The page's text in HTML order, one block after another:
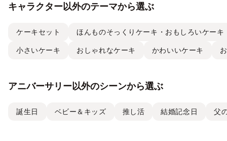
キャラクター以外のテーマから選ぶ
ケーキセット ほんものそっくりケーキ・おもしろいケーキ
小さいケーキ おしゃれなケーキ かわいいケーキ
アニバーサリー以外のシーンから選ぶ
誕生日 ベビー＆キッズ 推し活 結婚記念日 父